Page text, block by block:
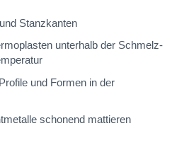
Stanzkanten
unterhalb der Schmelz-
und Formen in der
schonend mattieren